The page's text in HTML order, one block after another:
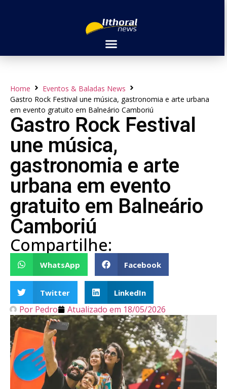
Home
Eventos & Baladas News
Gastro Rock Festival une música, gastronomia e arte urbana
em evento gratuito em Balneário Camboriú
Gastro Rock Festival
une música,
gastronomia e arte
urbana em evento
gratuito em Balneário
Camboriú
Compartilhe:
WhatsApp Facebook
Twitter LinkedIn
Por Pedro Atualizado em 18/05/2026